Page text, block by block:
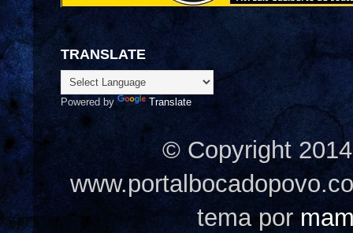
TRANSLATE
Powered by Translate
© Copyright
tema por